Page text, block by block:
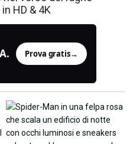
HD & 4K
Prova gratis→